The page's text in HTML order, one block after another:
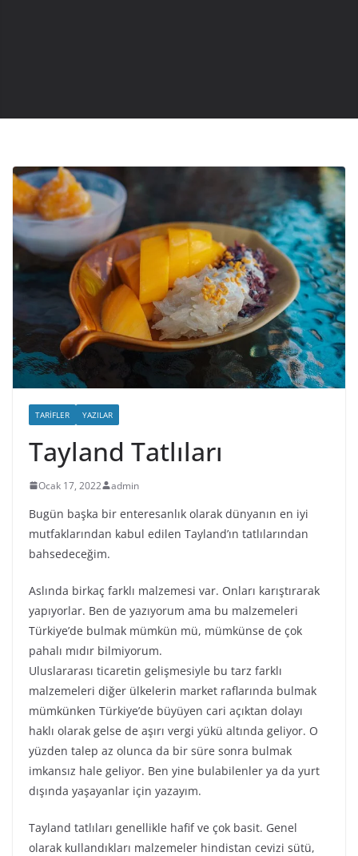
TARIFLER YAZILAR
Tayland Tatlıları
Ocak 17, 2022 admin
Bugün başka bir enteresanlık olarak dünyanın en iyi
mutfaklarından kabul edilen Tayland’ın tatlılarından
bahsedeceğim.
Aslında birkaç farklı malzemesi var. Onları karıştırarak
yapıyorlar. Ben de yazıyorum ama bu malzemeleri
Türkiye’de bulmak mümkün mü, mümkünse de çok
pahalı mıdır bilmiyorum.
Uluslararası ticaretin gelişmesiyle bu tarz farklı
malzemeleri diğer ülkelerin market raflarında bulmak
mümkünken Türkiye’de büyüyen cari açıktan dolayı
haklı olarak gelse de aşırı vergi yükü altında geliyor. O
yüzden talep az olunca da bir süre sonra bulmak
imkansız hale geliyor. Ben yine bulabilenler ya da yurt
dışında yaşayanlar için yazayım.
Tayland tatlıları genellikle hafif ve çok basit. Genel
olarak kullandıkları malzemeler hindistan cevizi sütü,